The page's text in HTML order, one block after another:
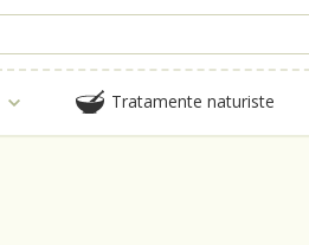
Tratamente naturiste